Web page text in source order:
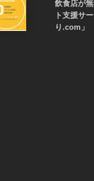
飲食店が
ト支援サ
り.com」